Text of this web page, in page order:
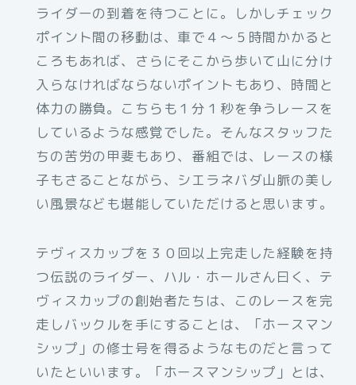
ライダーの到着を待つことに。しかしチェック
ポイント間の移動は、車で４〜５時間かかると
ころもあれば、さらにそこから歩いて山に分け
入らなければならないポイントもあり、時間と
体力の勝負。こちらも１分１秒を争うレースを
しているような感覚でした。そんなスタッフた
ちの苦労の甲斐もあり、番組では、レースの様
子もさることながら、シエラネバダ山脈の美し
い風景なども堪能していただけると思います。
テヴィスカップを３０回以上完走した経験を持
つ伝説のライダー、ハル・ホールさん曰く、テ
ヴィスカップの創始者たちは、このレースを完
走しバックルを手にすることは、「ホースマン
シップ」の修士号を得るようなものだと言って
いたといいます。「ホースマンシップ」とは、